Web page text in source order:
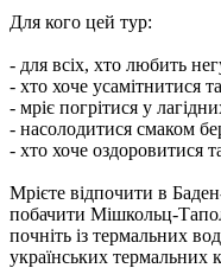
Для кого цей тур:
- для всіх, хто любить
- хто хоче усамітнитися
- мріє погрітися у
- насолодитися смаком
- хто хоче оздоровитися
Мрієте відпочити в
побачити Мішкольц-
почніть із термальних
українських термальних